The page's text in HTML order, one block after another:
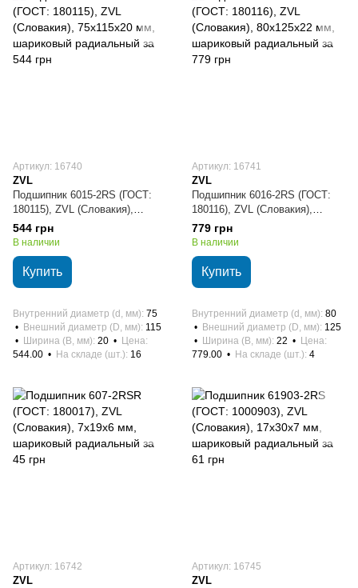
Артикул: 16740
ZVL
Подшипник 6015-2RS (ГОСТ:
180115), ZVL (Словакия),
75х115х20 мм, шариковый
радиальный
544 грн
В наличии
Купить
Внутренний диаметр (d, мм) 75
Внешний диаметр (D, мм) 115
Ширина (B, мм) 20
Цена
544.00
На складе (шт.) 16
Артикул: 16741
ZVL
Подшипник 6016-2RS (ГОСТ:
180116), ZVL (Словакия),
80х125х22 мм, шариковый
радиальный
779 грн
В наличии
Купить
Внутренний диаметр (d, мм) 80
Внешний диаметр (D, мм) 125
Ширина (B, мм) 22
Цена
779.00
На складе (шт.) 4
Артикул: 16742
ZVL
Артикул: 16745
ZVL